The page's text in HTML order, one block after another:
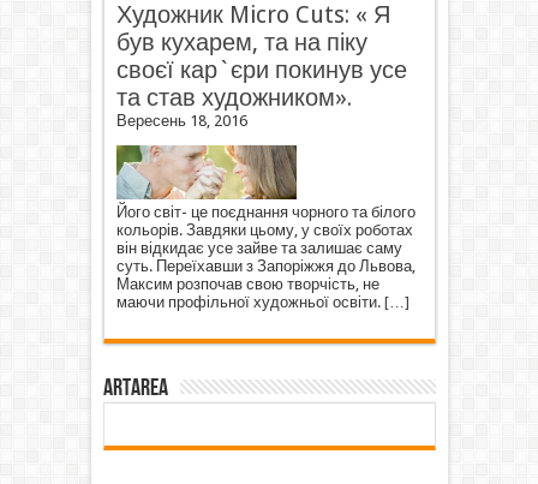
Художник Micro Cuts: « Я
був кухарем, та на піку
своєї кар`єри покинув усе
та став художником».
Вересень 18, 2016
Його світ- це поєднання чорного та білого
кольорів. Завдяки цьому, у своїх роботах
він відкидає усе зайве та залишає саму
суть. Переїхавши з Запоріжжя до Львова,
Максим розпочав свою творчість, не
маючи профільної художньої освіти. […]
ArtArea